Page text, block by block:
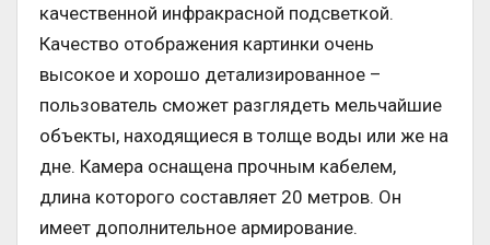
качественной инфракрасной подсветкой.
Качество отображения картинки очень
высокое и хорошо детализированное –
пользователь сможет разглядеть мельчайшие
объекты, находящиеся в толще воды или же на
дне. Камера оснащена прочным кабелем,
длина которого составляет 20 метров. Он
имеет дополнительное армирование.